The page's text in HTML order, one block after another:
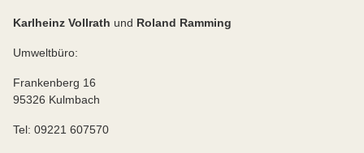
Karlheinz Vollrath und Roland Ramming
Umweltbüro:
Frankenberg 16
95326 Kulmbach
Tel: 09221 607570